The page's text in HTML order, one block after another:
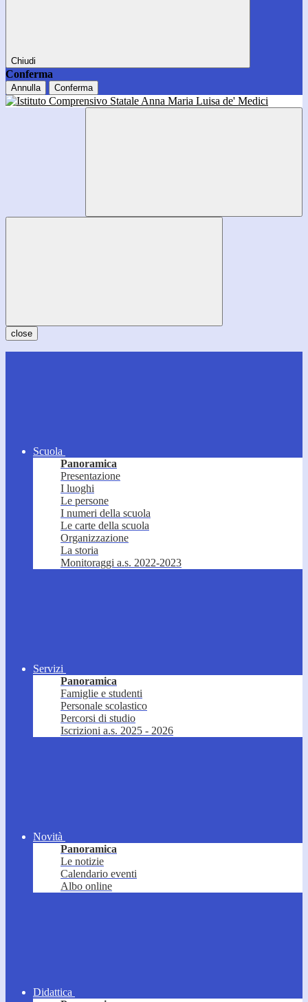
Chiudi
Conferma
Annulla Conferma
close
Scuola
Panoramica
Presentazione
I luoghi
Le persone
I numeri della scuola
Le carte della scuola
Organizzazione
La storia
Monitoraggi a.s. 2022-2023
Servizi
Panoramica
Famiglie e studenti
Personale scolastico
Percorsi di studio
Iscrizioni a.s. 2025 - 2026
Novità
Panoramica
Le notizie
Calendario eventi
Albo online
Didattica